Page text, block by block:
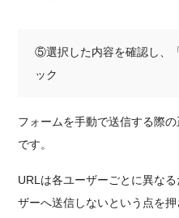
⑤選択した内容を確認し、
ック
フォームを手動で送信する際
です。
URLは各ユーザーごとに異な
ザーへ送信しないという点を